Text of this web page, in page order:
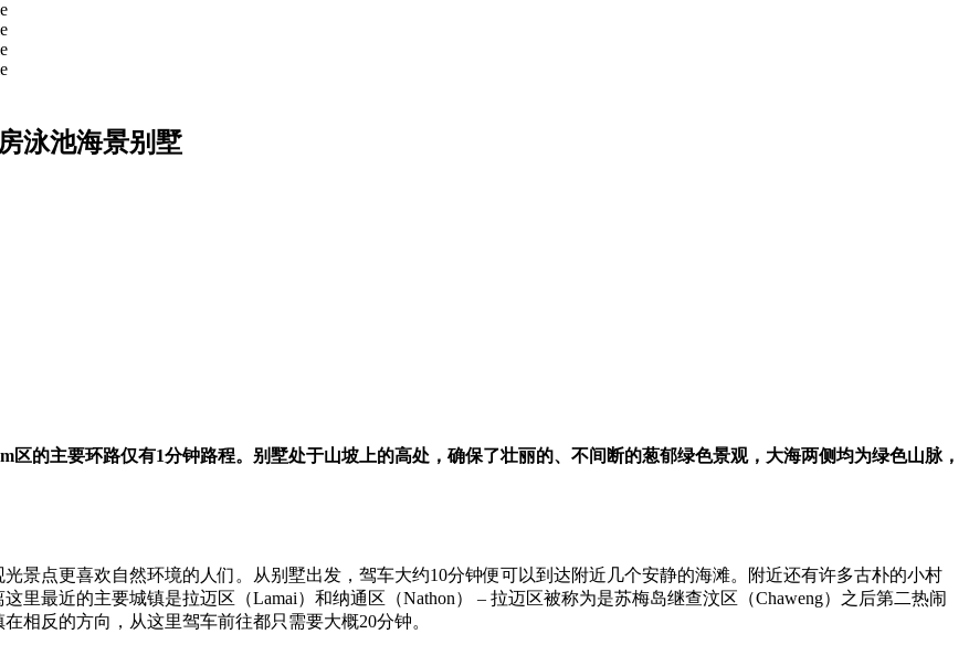
池海景别墅
区的主要环路仅有1分钟路程。别墅处于山坡上的高处，确保了壮丽的、不间断的葱郁绿色景观，大海两侧均为绿色山脉，
景点更喜欢自然环境的人们。从别墅出发，驾车大约10分钟便可以到达附近几个安静的海滩。附近还有许多古朴的小村
里最近的主要城镇是拉迈区（Lamai）和纳通区（Nathon） – 拉迈区被称为是苏梅岛继查汶区（Chaweng）之后第二热闹
相反的方向，从这里驾车前往都只需要大概20分钟。